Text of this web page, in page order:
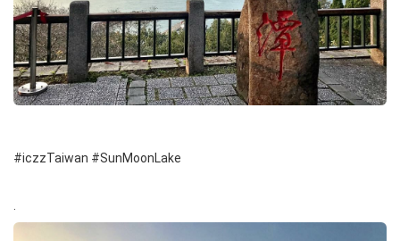
#iczzTaiwan #SunMoonLake
.